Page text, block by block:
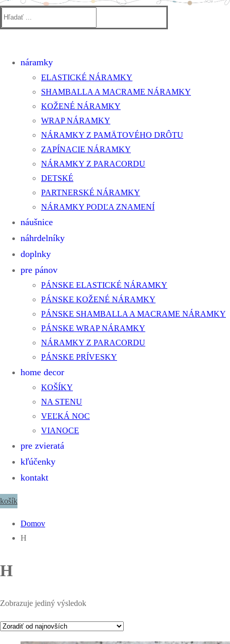
Hľadať:
náramky
ELASTICKÉ NÁRAMKY
SHAMBALLA A MACRAME NÁRAMKY
KOŽENÉ NÁRAMKY
WRAP NÁRAMKY
NÁRAMKY Z PAMÄTOVÉHO DRÔTU
ZAPÍNACIE NÁRAMKY
NÁRAMKY Z PARACORDU
DETSKÉ
PARTNERSKÉ NÁRAMKY
NÁRAMKY PODĽA ZNAMENÍ
náušnice
náhrdelníky
doplnky
pre pánov
PÁNSKE ELASTICKÉ NÁRAMKY
PÁNSKE KOŽENÉ NÁRAMKY
PÁNSKE SHAMBALLA A MACRAME NÁRAMKY
PÁNSKE WRAP NÁRAMKY
NÁRAMKY Z PARACORDU
PÁNSKE PRÍVESKY
home decor
KOŠÍKY
NA STENU
VEĽKÁ NOC
VIANOCE
pre zvieratá
kľúčenky
kontakt
košík
Domov
H
H
Zobrazuje jediný výsledok